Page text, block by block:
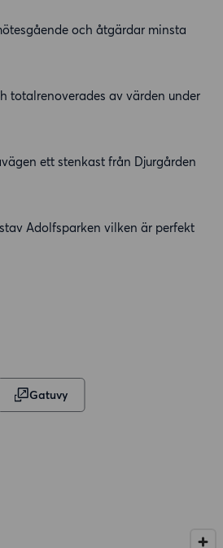
och åtgärdar minsta
totalrenoverades av värden under
ett stenkast från Djurgården
Adolfsparken vilken är perfekt
Gatuvy